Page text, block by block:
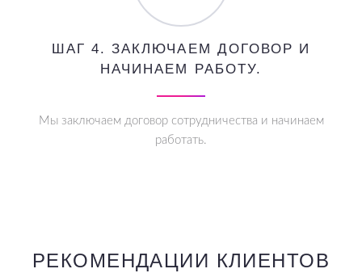
ШАГ 4. ЗАКЛЮЧАЕМ ДОГОВОР И
НАЧИНАЕМ РАБОТУ.
Мы заключаем договор сотрудничества и начинаем
работать.
РЕКОМЕНДАЦИИ КЛИЕНТОВ